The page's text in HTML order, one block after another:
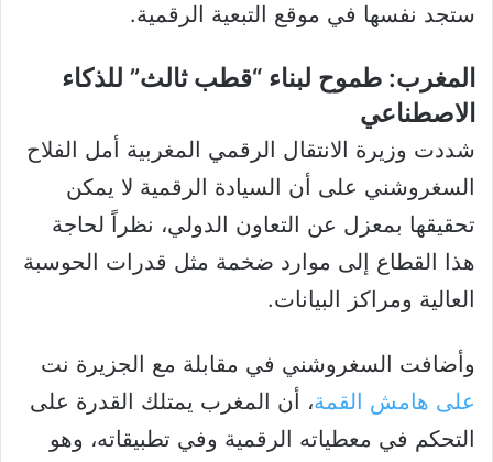
ستجد نفسها في موقع التبعية الرقمية.
المغرب: طموح لبناء “قطب ثالث” للذكاء
الاصطناعي
شددت وزيرة الانتقال الرقمي المغربية أمل الفلاح
السغروشني على أن السيادة الرقمية لا يمكن
تحقيقها بمعزل عن التعاون الدولي، نظراً لحاجة
هذا القطاع إلى موارد ضخمة مثل قدرات الحوسبة
العالية ومراكز البيانات.
وأضافت السغروشني في مقابلة مع الجزيرة نت
على هامش القمة، أن المغرب يمتلك القدرة على
التحكم في معطياته الرقمية وفي تطبيقاته، وهو